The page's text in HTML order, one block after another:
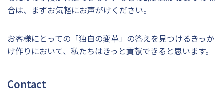
合は、まずお気軽にお声がけください。
お客様にとっての「独自の変革」の答えを見つけるきっか
け作りにおいて、私たちはきっと貢献できると思います。
Contact